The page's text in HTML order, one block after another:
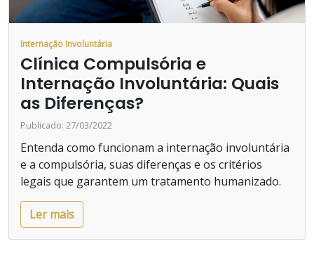
Internação Involuntária
Clínica Compulsória e
Internação Involuntária: Quais
as Diferenças?
Publicado: 27/03/2022
Entenda como funcionam a internação involuntária
e a compulsória, suas diferenças e os critérios
legais que garantem um tratamento humanizado.
Ler mais